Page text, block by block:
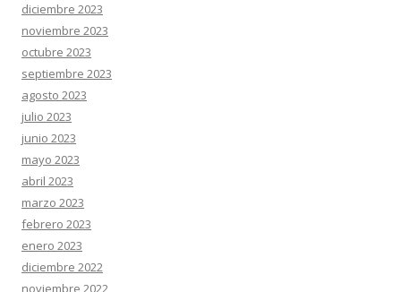
diciembre 2023
noviembre 2023
octubre 2023
septiembre 2023
agosto 2023
julio 2023
junio 2023
mayo 2023
abril 2023
marzo 2023
febrero 2023
enero 2023
diciembre 2022
noviembre 2022